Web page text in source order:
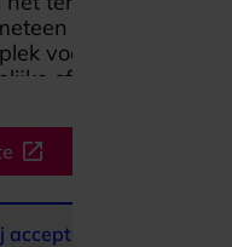
dat echte
voelt warm en
sfeer die past
een gezellige
Extra aantrekkelijk
in en rond het
tea of andere
alleen een
stop tijdens je